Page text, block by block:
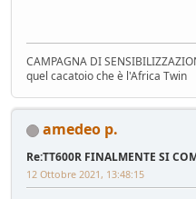
CAMPAGNA DI
quel cacatoio che è l'Africa Twin
amedeo p.
Re:TT600R FINALMENTE SI
12 Ottobre 2021, 13:48:15